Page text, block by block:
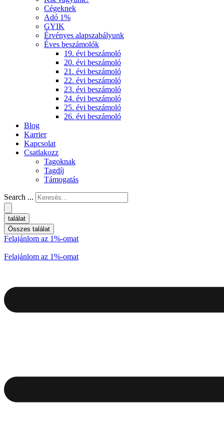
Cégeknek
Adó 1%
GYIK
Érvényes alapszabályunk
Éves beszámolók
19. évi beszámoló
20. évi beszámoló
21. évi beszámoló
22. évi beszámoló
23. évi beszámoló
24. évi beszámoló
25. évi beszámoló
26. évi beszámoló
Blog
Karrier
Kapcsolat
Csatlakozz
Tagoknak
Tagdíj
Támogatás
Search ...
találat
Összes találat
Felajánlom az 1%-omat
Felajánlom az 1%-omat